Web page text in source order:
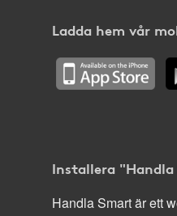
Ladda hem vår
Installera
Handla Smart är ett